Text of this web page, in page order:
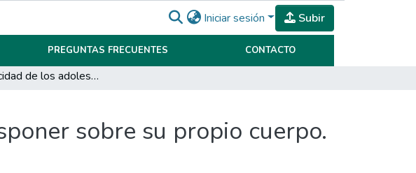
Iniciar sesión Subir
PREGUNTAS FRECUENTES CONTACTO
La capacidad de los adolescentes para disponer sobre su propio cuerpo.
sobre su propio cuerpo.